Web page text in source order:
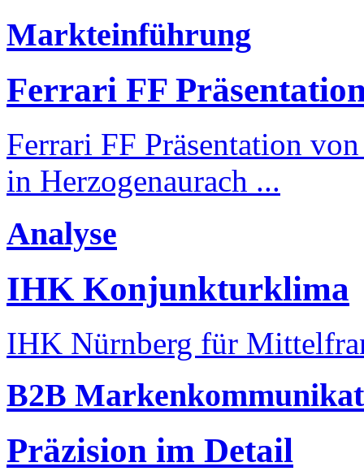
Markteinführung
Ferrari FF
Ferrari FF Präsentation
in Herzogenaurach ...
Analyse
IHK Konjunkturklima
IHK Nürnberg für
B2B
Präzision im Detail